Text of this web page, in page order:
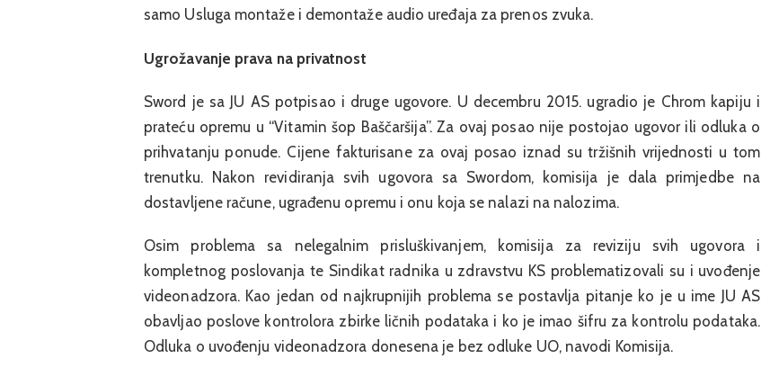
samo Usluga montaže i demontaže audio uređaja za prenos zvuka.
Ugrožavanje prava na privatnost
Sword je sa JU AS potpisao i druge ugovore. U decembru 2015. ugradio je Chrom kapiju i
prateću opremu u “Vitamin šop Baščaršija”. Za ovaj posao nije postojao ugovor ili odluka o
prihvatanju ponude. Cijene fakturisane za ovaj posao iznad su tržišnih vrijednosti u tom
trenutku. Nakon revidiranja svih ugovora sa Swordom, komisija je dala primjedbe na
dostavljene račune, ugrađenu opremu i onu koja se nalazi na nalozima.
Osim problema sa nelegalnim prisluškivanjem, komisija za reviziju svih ugovora i
kompletnog poslovanja te Sindikat radnika u zdravstvu KS problematizovali su i uvođenje
videonadzora. Kao jedan od najkrupnijih problema se postavlja pitanje ko je u ime JU AS
obavljao poslove kontrolora zbirke ličnih podataka i ko je imao šifru za kontrolu podataka.
Odluka o uvođenju videonadzora donesena je bez odluke UO, navodi Komisija.